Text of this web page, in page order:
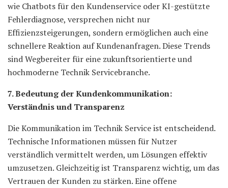
wie Chatbots für den Kundenservice oder KI-gestützte
Fehlerdiagnose, versprechen nicht nur
Effizienzsteigerungen, sondern ermöglichen auch eine
schnellere Reaktion auf Kundenanfragen. Diese Trends
sind Wegbereiter für eine zukunftsorientierte und
hochmoderne Technik Servicebranche.
7. Bedeutung der Kundenkommunikation:
Verständnis und Transparenz
Die Kommunikation im Technik Service ist entscheidend.
Technische Informationen müssen für Nutzer
verständlich vermittelt werden, um Lösungen effektiv
umzusetzen. Gleichzeitig ist Transparenz wichtig, um das
Vertrauen der Kunden zu stärken. Eine offene